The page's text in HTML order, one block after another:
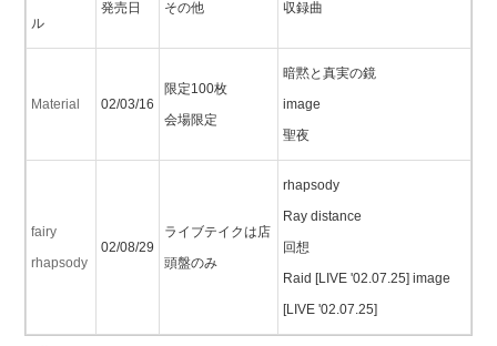
ル
発売日 その他 収録曲
Material 02/03/16
限定100枚
会場限定
暗黙と真実の鏡
image
聖夜
fairy
rhapsody
02/08/29
ライブテイクは店
頭盤のみ
rhapsody
Ray distance
回想
Raid [LIVE '02.07.25] image
[LIVE '02.07.25]